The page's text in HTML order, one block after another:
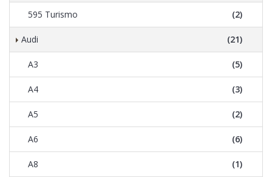
595 Turismo (2)
Audi (21)
A3 (5)
A4 (3)
A5 (2)
A6 (6)
A8 (1)